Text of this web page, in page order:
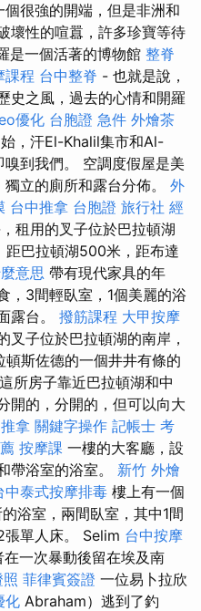
很強的開端，但是非洲和
壞性的喧囂，許多珍寶等待
是一個活著的博物館 整脊
課程 台中整脊 - 也就是說，
史之風，過去的心情和開羅
優化 台胞證 急件 外燴茶
，汗El-Khalil集市和Al-
到我們。 空調度假屋是美
立的廁所和露台分佈。 外
台中推拿 台胞證 旅行社 經
租用的叉子位於巴拉頓湖
距巴拉頓湖500米，距布達
意思 帶有現代家具的年
，3間輕臥室，1個美麗的浴
露台。 撥筋課程 大甲按摩
叉子位於巴拉頓湖的南岸，
斯佐德的一個井井有條的
所房子靠近巴拉頓湖和中
開的，分開的，但可以向大
拿 關鍵字操作 記帳士 考
按摩課 一樓的大客廳，設
帶浴室的浴室。 新竹 外燴
中泰式按摩排毒 樓上有一個
浴室，兩間臥室，其中1間
單人床。 Selim 台中按摩
一次暴動後留在埃及南
菲律賓簽證 一位易卜拉欣
化 Abraham）逃到了釣